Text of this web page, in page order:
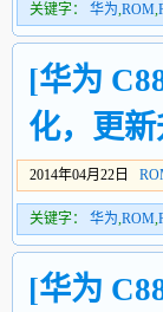
关键字： 华为,ROM,
[华为
化，更
2014年04月22日
关键字： 华为,ROM,
[华为